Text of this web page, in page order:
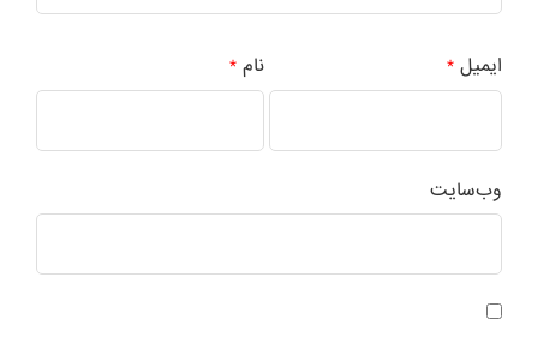
نام * ایمیل*
وب‌سایت